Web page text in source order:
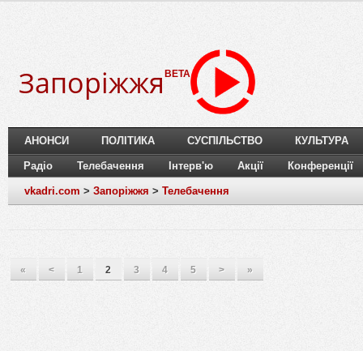
Запоріжжя BETA
АНОНСИ ПОЛІТИКА СУСПІЛЬСТВО КУЛЬТУРА
Радіо Телебачення Інтерв'ю Акції Конференції
vkadri.com > Запоріжжя > Телебачення
« < 1 2 3 4 5 > »